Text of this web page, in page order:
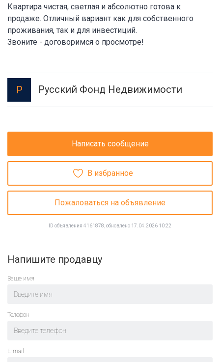
Квартира чистая, светлая и абсолютно готова к
продаже. Отличный вариант как для собственного
проживания, так и для инвестиций.
Звоните - договоримся о просмотре!
Р Русский Фонд Недвижимости
Написать сообщение
В избранное
Пожаловаться на объявление
ID объявления 4161878, обновлено 17.04.2026 10:22
Напишите продавцу
Ваше имя
Телефон
E-mail